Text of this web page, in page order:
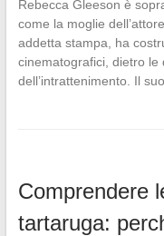
Rebecca Gleeson è
come la moglie
addetta stampa, ha
cinematografici, dietro le
dell’intrattenimento. Il
Comprendere
tartaruga: